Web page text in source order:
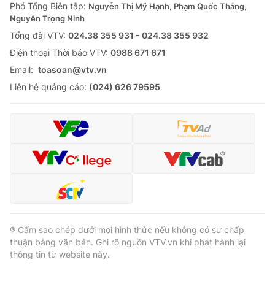
Phó Tổng Biên tập: Nguyễn Thị Mỹ Hạnh, Phạm Quốc Thắng,
Nguyễn Trọng Ninh
Tổng đài VTV: 024.38 355 931 - 024.38 355 932
Ðiện thoại Thời báo VTV: 0988 671 671
Email: toasoan@vtv.vn
Liên hệ quảng cáo: (024) 626 79595
® Cấm sao chép dưới mọi hình thức nếu không có sự chấp
thuận bằng văn bản. Ghi rõ nguồn VTV.vn khi phát hành lại
thông tin từ website này.